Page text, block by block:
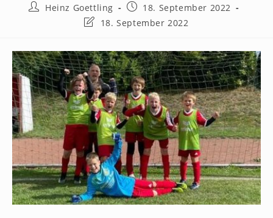
Beitrags-
Heinz Goettling
Beitrag
veröffentlicht:
18. September 2022
Beitrag
am:
18. September 2022